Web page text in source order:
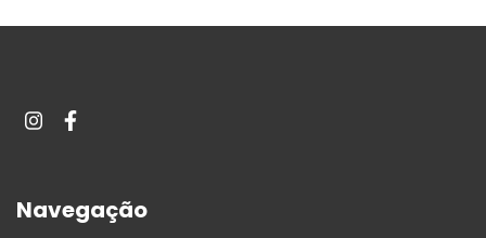
Navegação